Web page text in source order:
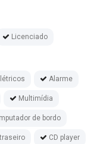
Licenciado
Alarme
Multimídia
de bordo
CD player